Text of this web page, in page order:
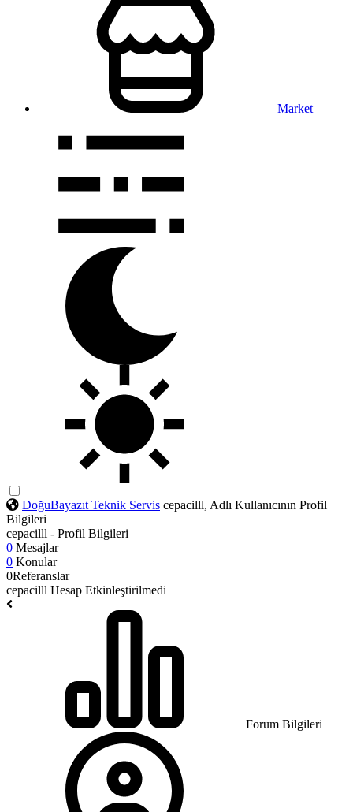
Market
DoğuBayazıt Teknik Servis cepacilll, Adlı Kullanıcının Profil
Bilgileri
cepacilll - Profil Bilgileri
0 Mesajlar
0 Konular
0Referanslar
cepacilll Hesap Etkinleştirilmedi
Forum Bilgileri